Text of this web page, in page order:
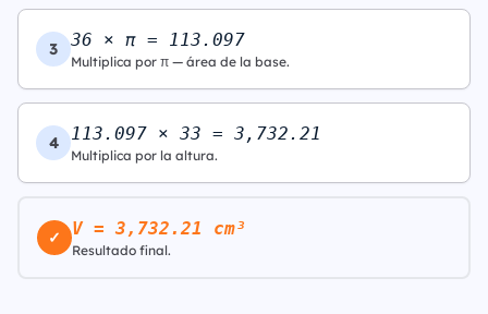
3 36 × π = 113.097
Multiplica por π — área de la base.
4 113.097 × 33 = 3,732.21
Multiplica por la altura.
✓ V = 3,732.21 cm³
Resultado final.